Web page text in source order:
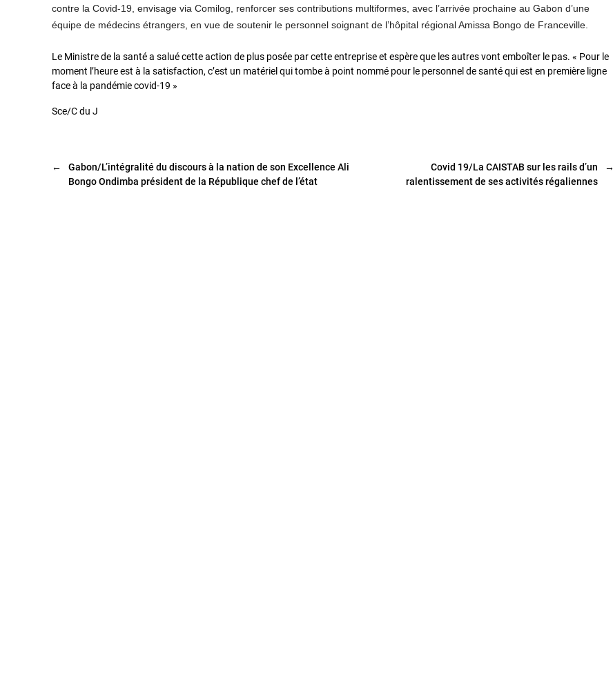
contre la Covid-19, envisage via Comilog, renforcer ses contributions multiformes, avec l’arrivée prochaine au Gabon d’une
équipe de médecins étrangers, en vue de soutenir le personnel soignant de l’hôpital régional Amissa Bongo de Franceville.
Le Ministre de la santé a salué cette action de plus posée par cette entreprise et espère que les autres vont emboîter le pas. « Pour le
moment l’heure est à la satisfaction, c’est un matériel qui tombe à point nommé pour le personnel de santé qui est en première ligne
face à la pandémie covid-19 »
Sce/C du J
←
Gabon/L’intégralité du discours à la nation de son Excellence Ali
Bongo Ondimba président de la République chef de l’état
→
Covid 19/La CAISTAB sur les rails d’un
ralentissement de ses activités régaliennes